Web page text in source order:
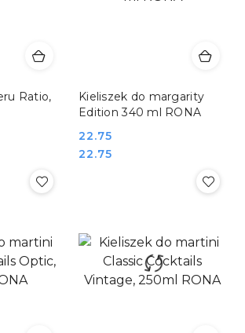
Ratio,
Kieliszek do margarity
Edition 340 ml RONA
Cena:
22.75
Cena:
22.75